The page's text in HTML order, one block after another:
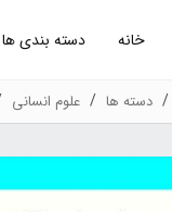
خانه دسته بندی ها
دسته ها علوم انسانی